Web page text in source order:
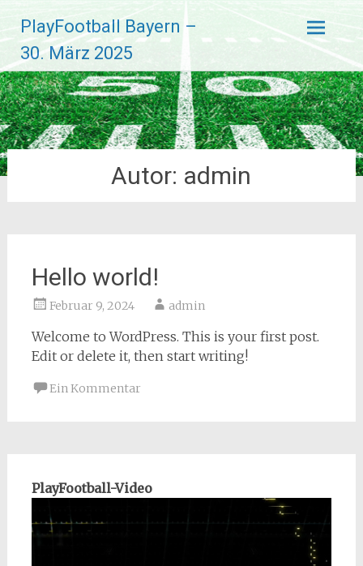
Inhalt
springen
PlayFootball Bayern –
30. März 2025
Autor: admin
Hello world!
Februar 9, 2024 admin
Welcome to WordPress. This is your first post.
Edit or delete it, then start writing!
Ein Kommentar
PlayFootball-Video